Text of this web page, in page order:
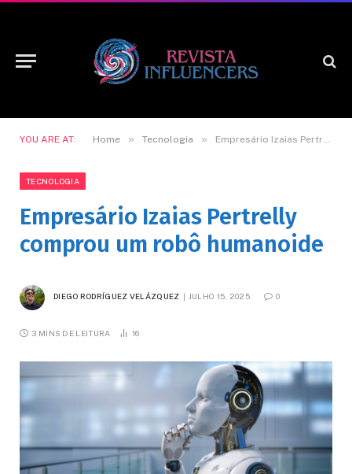
YOU ARE AT: Home » Tecnologia » Empresário Izaias Pertrelly comprou um robô humanoide
TECNOLOGIA
Empresário Izaias Pertrelly
comprou um robô humanoide
DIEGO RODRÍGUEZ VELÁZQUEZ JULHO 15, 2025 0
3 MINS DE LEITURA 16